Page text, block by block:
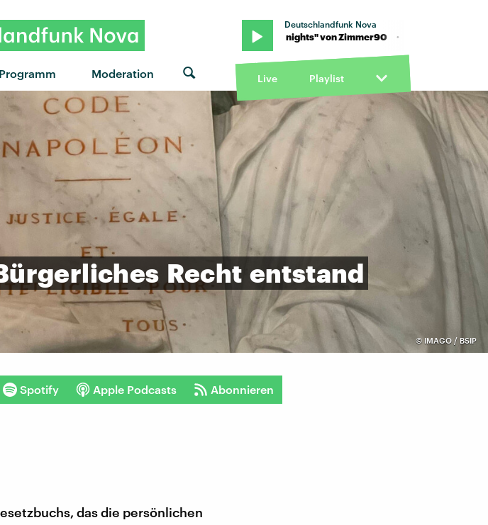
Programm Moderation
Deutschlandfunk Nova
"Summer nights" von Zimmer90 · "Summer nights" von Zimmer90 · "Summer nights" von
Live Playlist
© IMAGO / BSIP
Recht entstand
Spotify Apple Podcasts Abonnieren
das die persönlichen